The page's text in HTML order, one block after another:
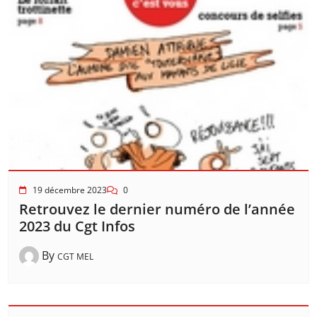
19 décembre 2023 0
Retrouvez le dernier numéro de l’année
2023 du Cgt Infos
By CGT MEL